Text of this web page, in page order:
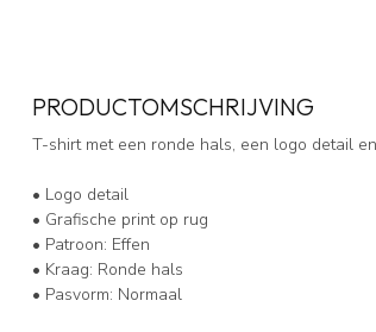
PRODUCTOMSCHRIJVING
T-shirt met een ronde hals, een logo detail
• Logo detail
• Grafische print op rug
• Patroon: Effen
• Kraag: Ronde hals
• Pasvorm: Normaal